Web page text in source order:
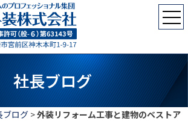
社長ブログ
ブログ>外装リフォーム工事と建物のベストア